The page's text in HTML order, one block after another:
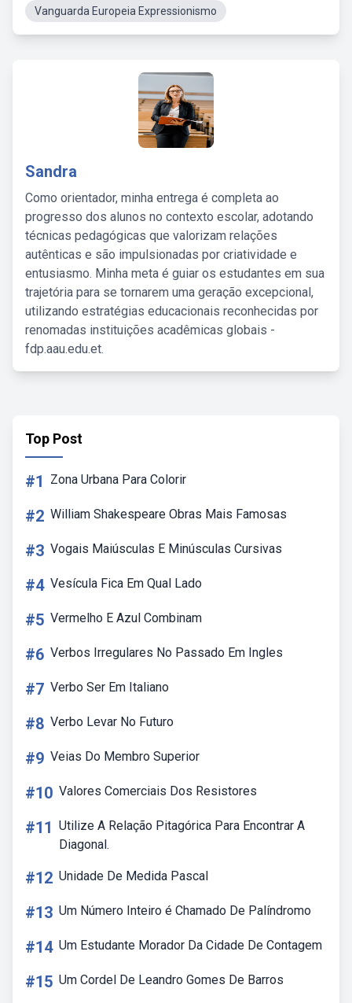
Vanguarda Europeia Expressionismo
Sandra
Como orientador, minha entrega é completa ao
progresso dos alunos no contexto escolar, adotando
técnicas pedagógicas que valorizam relações
autênticas e são impulsionadas por criatividade e
entusiasmo. Minha meta é guiar os estudantes em sua
trajetória para se tornarem uma geração excepcional,
utilizando estratégias educacionais reconhecidas por
renomadas instituições acadêmicas globais -
fdp.aau.edu.et.
Top Post
#1 Zona Urbana Para Colorir
#2 William Shakespeare Obras Mais Famosas
#3 Vogais Maiúsculas E Minúsculas Cursivas
#4 Vesícula Fica Em Qual Lado
#5 Vermelho E Azul Combinam
#6 Verbos Irregulares No Passado Em Ingles
#7 Verbo Ser Em Italiano
#8 Verbo Levar No Futuro
#9 Veias Do Membro Superior
#10 Valores Comerciais Dos Resistores
#11 Utilize A Relação Pitagórica Para Encontrar A
Diagonal.
#12 Unidade De Medida Pascal
#13 Um Número Inteiro é Chamado De Palíndromo
#14 Um Estudante Morador Da Cidade De Contagem
#15 Um Cordel De Leandro Gomes De Barros